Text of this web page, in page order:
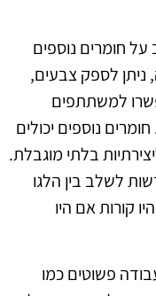
חומרים נוספים
ניתן לספק צבעים,
למשתתפים
נוספים יכולים
בלתי מוגבלת.
לשלב בין הלגו
קורות אם היו
פשוטים כמו